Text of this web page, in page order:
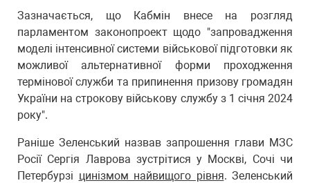
Зазначається, що Кабмін внесе на розгляд
парламентом законопроект щодо "запровадження
моделі інтенсивної системи військової підготовки як
можливої ​​альтернативної форми проходження
термінової служби та припинення призову громадян
України на строкову військову службу з 1 січня 2024
року".
Раніше Зеленський назвав запрошення глави МЗС
Росії Сергія Лаврова зустрітися у Москві, Сочі чи
Петербурзі цинізмом найвищого рівня. Зеленський